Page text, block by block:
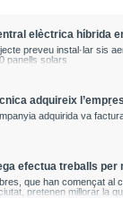
elèctrica híbrida
i Passanant i
favorable
preveu instal·lar sis
panells solars
adquireix
la seva expansió
adquirida va
efectua treballs per
i reforçar el
que han començat al
pretenen millorar la